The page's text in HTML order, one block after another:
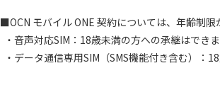
■OCN モバイル ONE 契約については、年齢制限
・音声対応SIM：18歳未満の方への承継はできま
・データ通信専用SIM（SMS機能付き含む）：